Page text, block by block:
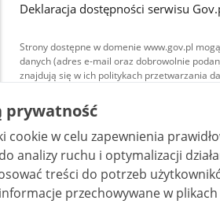
Deklaracja dostępności serwisu
Strony dostępne w domenie www.gov.pl
danych (adres e-mail oraz dobrowolnie
znajdują się w ich politykach przetwarzania
Treści tekstowe publikowane w
udostępniane na licencji typu
warunkach 4.0 (CC BY-SA
są udostępniane na licencji
bez utworów zależnych 4.0
prywatność
cookie w celu zapewnienia
ruchu i optymalizacji działania
treści do potrzeb